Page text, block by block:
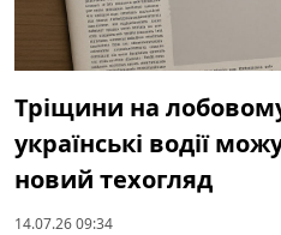
Тріщини на
українські водії
новий техогляд
14.07.26 09:34